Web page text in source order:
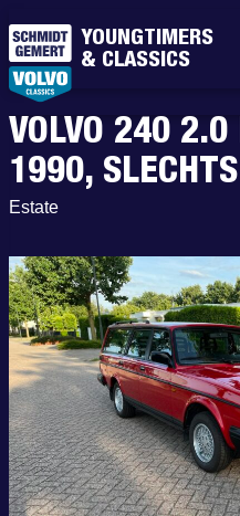
YOUNGTIMERS
& CLASSICS
VOLVO 240 2.0
1990,
Estate